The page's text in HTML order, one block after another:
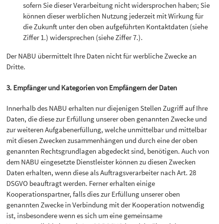
sofern Sie dieser Verarbeitung nicht widersprochen haben; Sie
können dieser werblichen Nutzung jederzeit mit Wirkung für
die Zukunft unter den oben aufgeführten Kontaktdaten (siehe
Ziffer 1.) widersprechen (siehe Ziffer 7.).
Der NABU übermittelt Ihre Daten nicht für werbliche Zwecke an
Dritte.
3. Empfänger und Kategorien von Empfängern der Daten
Innerhalb des NABU erhalten nur diejenigen Stellen Zugriff auf Ihre
Daten, die diese zur Erfüllung unserer oben genannten Zwecke und
zur weiteren Aufgabenerfüllung, welche unmittelbar und mittelbar
mit diesen Zwecken zusammenhängen und durch eine der oben
genannten Rechtsgrundlagen abgedeckt sind, benötigen. Auch von
dem NABU eingesetzte Dienstleister können zu diesen Zwecken
Daten erhalten, wenn diese als Auftragsverarbeiter nach Art. 28
DSGVO beauftragt werden. Ferner erhalten einige
Kooperationspartner, falls dies zur Erfüllung unserer oben
genannten Zwecke in Verbindung mit der Kooperation notwendig
ist, insbesondere wenn es sich um eine gemeinsame